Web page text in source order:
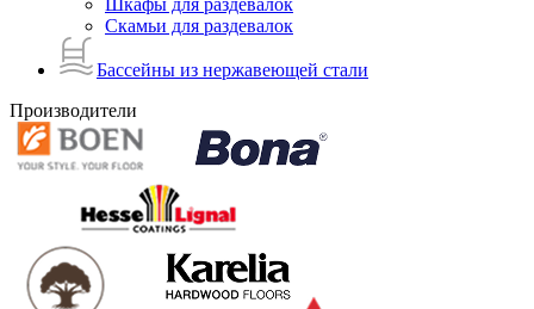
Шкафы для раздевалок
Скамьи для раздевалок
Бассейны из нержавеющей стали
Производители